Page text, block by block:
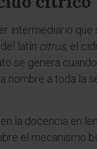
intermediario que
latín citrus, el
se genera
nombre a toda la
la docencia en
el mecanismo